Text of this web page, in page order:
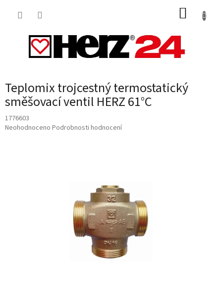
Teplomix trojcestný termostatický
směšovací ventil HERZ 61°C
1776603
Průměrné
Neohodnoceno Podrobnosti hodnocení